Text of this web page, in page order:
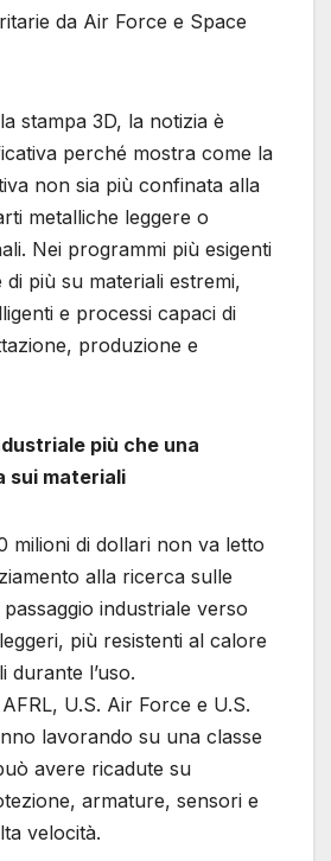
da Air Force e Space
stampa 3D, la notizia è
perché mostra come la
non sia più confinata alla
metalliche leggere o
Nei programmi più esigenti
più su materiali estremi,
e processi capaci di
produzione e
più che una
sui materiali
milioni di dollari non va letto
alla ricerca sulle
industriale verso
più resistenti al calore
durante l’uso.
U.S. Air Force e U.S.
lavorando su una classe
avere ricadute su
armature, sensori e
velocità.